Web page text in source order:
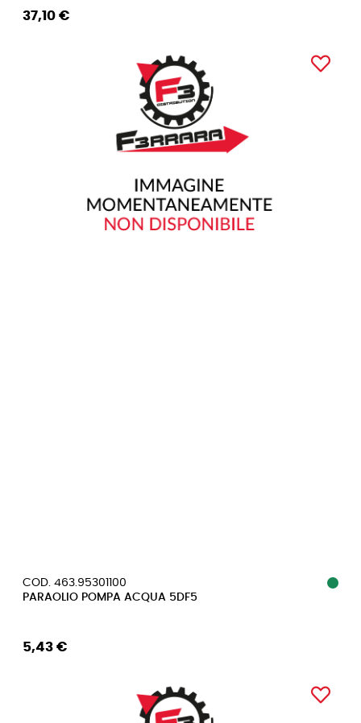
37,10 €
COD. 463.95301100
PARAOLIO POMPA ACQUA 5DF5
5,43 €